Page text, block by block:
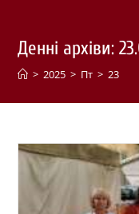
Денні архіви:
> 2025 > Пт > 23